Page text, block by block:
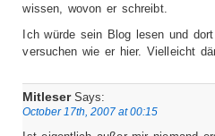
wissen, wovon er schreibt.
Ich würde sein Blog lesen und
versuchen wie er hier. Vielleicht
MitleserSays:
October 17th, 2007 at 00:15